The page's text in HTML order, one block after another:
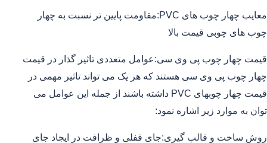
معایب چهار چوب های PVC:مقاومت پایین تر نسبت به چهار
چوب های چوبی قیمت بالا
قیمت چهار چوب پی وی سی:عوامل متعددی تاثیر گذار در قیمت
چهار چوب پی وی سی هستند که هر یک می تواند تاثیر مهمی در
قیمت چهار چوبهای PVC داشته باشند از جمله این عوامل می
توان به موارد زیر اشاره نمود:
روش ساخت و قالب گیری:جای قفلی و ظرافت در ایجاد جای